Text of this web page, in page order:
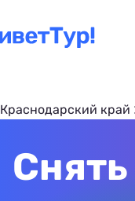
Краснодарский край